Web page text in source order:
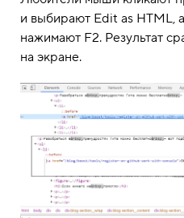
и выбирают Edit as HTML,
нажимают F2. Результат
на экране.